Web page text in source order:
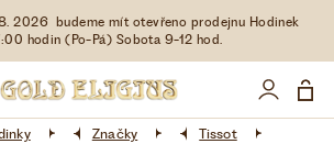
2026 budeme mít otevřeno prodejnu Hodinek
hodin (Po-Pá) Sobota 9-12 hod.
Značky
Tissot